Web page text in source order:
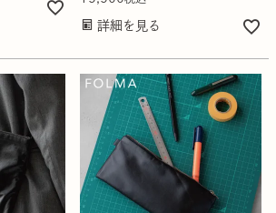
詳細を見る